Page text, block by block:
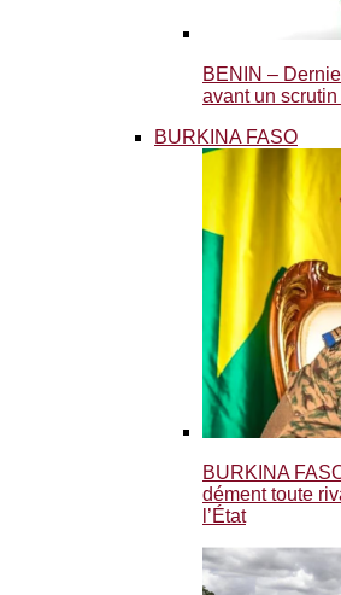
BENIN –
avant un
BURKINA FASO
BURKINA
dément toute
l’État